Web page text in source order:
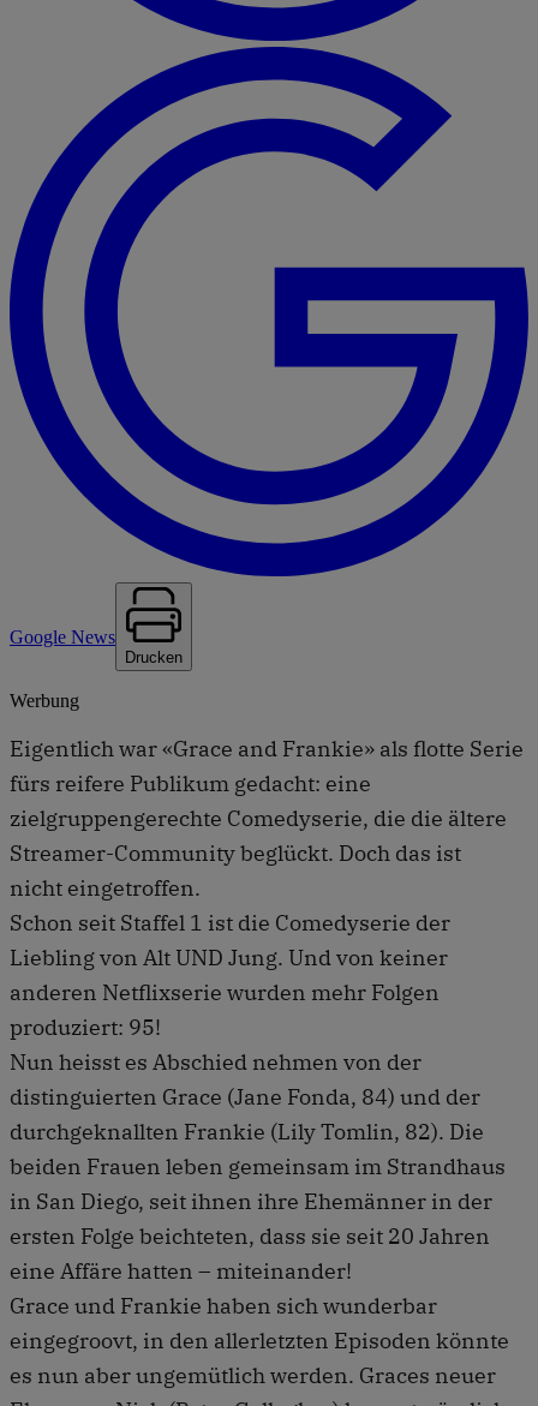
Google News
Drucken
Werbung
Eigentlich war «Grace and Frankie» als flotte Serie
fürs reifere Publikum gedacht: eine
zielgruppengerechte Comedyserie, die die ältere
Streamer-Community beglückt. Doch das ist
nicht eingetroffen.
Schon seit Staffel 1 ist die Comedyserie der
Liebling von Alt UND Jung. Und von keiner
anderen Netflixserie wurden mehr Folgen
produziert: 95!
Nun heisst es Abschied nehmen von der
distinguierten Grace (Jane Fonda, 84) und der
durchgeknallten Frankie (Lily Tomlin, 82). Die
beiden Frauen leben gemeinsam im Strandhaus
in San Diego, seit ihnen ihre Ehemänner in der
ersten Folge beichteten, dass sie seit 20 Jahren
eine Affäre hatten – miteinander!
Grace und Frankie haben sich wunderbar
eingegroovt, in den allerletzten Episoden könnte
es nun aber ungemütlich werden. Graces neuer